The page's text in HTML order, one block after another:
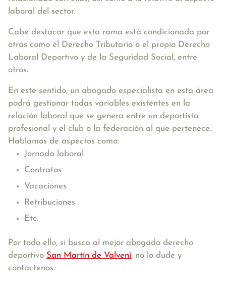
laboral del sector.
Cabe destacar que esta rama está condicionada por
otras como el Derecho Tributario o el propio Derecho
Laboral Deportivo y de la Seguridad Social, entre
otros.
En este sentido, un abogado especialista en esta área
podrá gestionar todas variables existentes en la
relación laboral que se genera entre un deportista
profesional y el club o la federación al que pertenece.
Hablamos de aspectos como:
Jornada laboral
Contratos
Vacaciones
Retribuciones
Etc.
Por todo ello, si busca al mejor abogado derecho
deportivo San Martín de Valvení, no lo dude y
contáctenos.